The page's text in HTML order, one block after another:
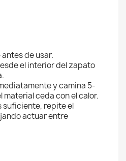
antes de usar.
el interior del zapato
y camina 5-
material ceda con el calor.
suficiente, repite el
actuar entre